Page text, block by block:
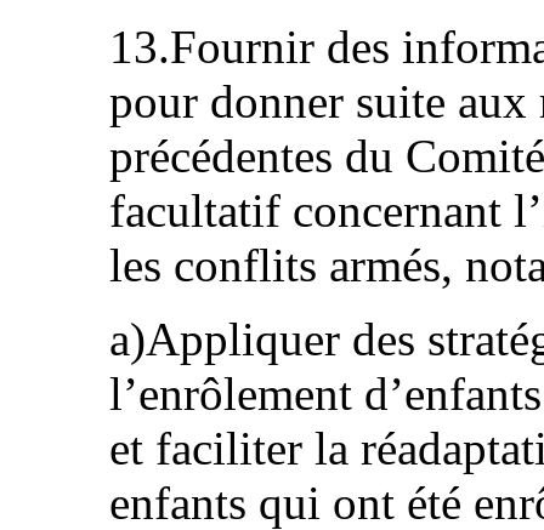
13.Fournir des
pour donner suite aux
précédentes du
facultatif concernant
les conflits armés,
a)Appliquer des
l’enrôlement
et faciliter la
enfants qui ont été